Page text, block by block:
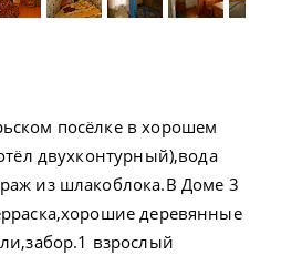
посёлке в хорошем
двухконтурный),вода
из шлакоблока.В Доме 3
деревянные
взрослый